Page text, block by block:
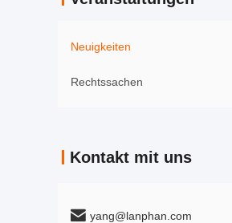
Neuigkeiten
Rechtssachen
Kontakt mit uns
yang@lanphan.com